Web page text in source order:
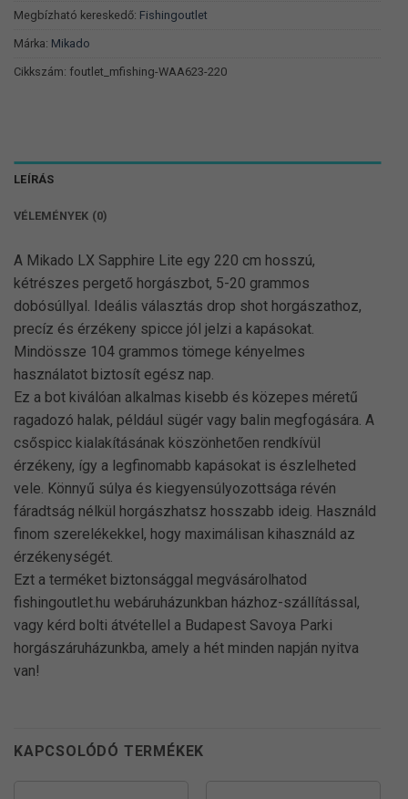
Megbízható kereskedő: Fishingoutlet
Márka: Mikado
Cikkszám: foutlet_mfishing-WAA623-220
LEÍRÁS
VÉLEMÉNYEK (0)
A Mikado LX Sapphire Lite egy 220 cm hosszú,
kétrészes pergető horgászbot, 5-20 grammos
dobósúllyal. Ideális választás drop shot horgászathoz,
precíz és érzékeny spicce jól jelzi a kapásokat.
Mindössze 104 grammos tömege kényelmes
használatot biztosít egész nap.
Ez a bot kiválóan alkalmas kisebb és közepes méretű
ragadozó halak, például sügér vagy balin megfogására. A
csőspicc kialakításának köszönhetően rendkívül
érzékeny, így a legfinomabb kapásokat is észlelheted
vele. Könnyű súlya és kiegyensúlyozottsága révén
fáradtság nélkül horgászhatsz hosszabb ideig. Használd
finom szerelékekkel, hogy maximálisan kihasználd az
érzékenységét.
Ezt a terméket biztonsággal megvásárolhatod
fishingoutlet.hu webáruházunkban házhoz-szállítással,
vagy kérd bolti átvétellel a Budapest Savoya Parki
horgászáruházunkba, amely a hét minden napján nyitva
van!
KAPCSOLÓDÓ TERMÉKEK